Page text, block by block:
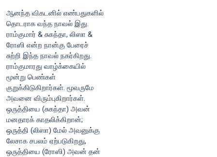
ஆனந்த விகடனில் எண்பதுகளில்
தொடராக வந்த நாவல் இது.
ராம்குமார் & சுகந்தா, லிஸா &
ரோஸி என்ற நான்கு பேரைச்
சுற்றி இந்த நாவல் நகர்கிறது.
ராம்குமாரது வாழ்க்கையில்
மூன்று பெண்கள்
குறுக்கிடுகிறார்கள். மூவருமே
அவனை விரும்புகிறார்கள்.
ஒருத்தியை (சுகந்தா) அவன்
மனதாரக் காதலிக்கிறான்;
ஒருத்தி (லிஸா) மேல் அவனுக்கு
லேசாக சபலம் ஏற்படுகிறது,
ஒருத்தியை (ரோஸி) அவன் தன்